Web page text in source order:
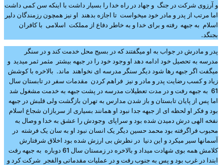
و آرزوی شرکت در جنگ و جهاد در راه خدا را بسیار داشت با اینکه سن کمی داشت
اما مرتب از پدر و مادر خود میخواست تا اجازه بدهند او نیز همچون رزمندگان دلیر
اسلام به جبهه رفته و برای خدا و به خاطر دفاع از مملکت اسلامی با کافران
بجنگد.
پدر و مادرش در جواب به او میگفتند که در بسیج محل خدمت کند و در سنگر
مدرسه به تحصیل خود ادامه دهد او وجود خود را در جبهه بیشتر مثمر ثمر میدید و
میگفت اگر جبهه رها شود دیگر سنگر مدرسه ای نخواهند ماند. بالاخره با کوشش
زیاد و کسب رضایت پدر و مادر و نیز فراهم کردن مقدمات سفر در تابستان سال
61 به جبهه رفت و در مدت تعطیلات مدرسه در پشت جبهه به خدمت مشغول شد
اما پس از پایان تابستان و باز شدن مدارس به تهران بازگشت ولی قلبش در جبهه
بود و فکر او لحظه ای از جبهه جدا نبود او همانند بسیاری از سربازان شجاع اسلام
نفخه الهی درش دمیدن شده بود و سراپای وجودش را عشق به خدا و وصال به
محبوب فراگرفته بود محمد حسین دیگر یک انسان نبود او به سان یک فرشته در
آسمانها سیر میکرد و این دنیا در نظرش بی ارزش شده بود اخلاق شرفتارش
کلامش همه بوی شهادت میداد و بالاخره در زمستان سال 61 دوباره به جبهه رفت
ابتدا در غرب بود و پس به جنوب رفت و در عملیات مقدماتی والفجر شرکت کرد و